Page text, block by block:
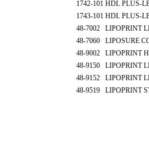
1742-101 HDL PLUS-
1743-101 HDL PLUS-
48-7002
LIPOPRINT
48-7060
LIPOSURE
48-9002
LIPOPRINT
48-9150
LIPOPRINT
48-9152
LIPOPRINT
48-9519
LIPOPRINT